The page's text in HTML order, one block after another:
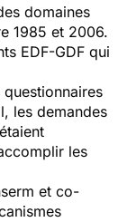
domaines
1985 et 2006.
EDF-GDF qui
les demandes
les
et co-